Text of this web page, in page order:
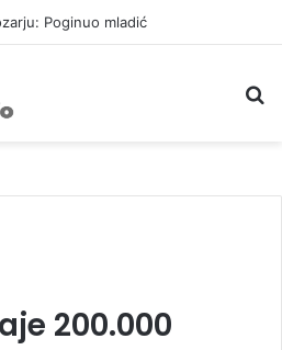
Poginuo mladić
200.000